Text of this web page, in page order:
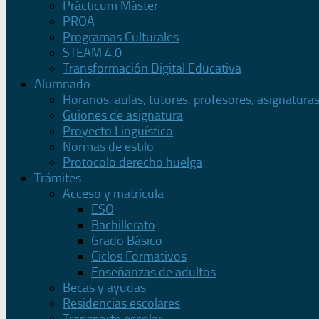
Prácticum Máster
PROA
Programas Culturales
STEAM 4.0
Transformación Digital Educativa
Alumnado
Horarios, aulas, tutores, profesores, asignaturas
Guiones de asignatura
Proyecto Lingüístico
Normas de estilo
Protocolo derecho huelga
Trámites
Acceso y matrícula
ESO
Bachillerato
Grado Básico
Ciclos Formativos
Enseñanzas de adultos
Becas y ayudas
Residencias escolares